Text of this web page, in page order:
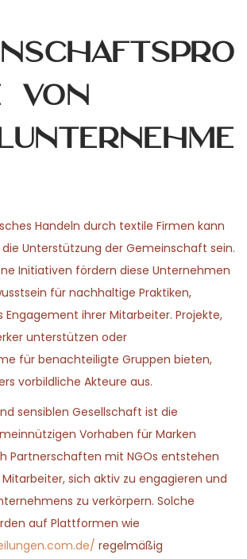
von
Handeln durch textile Firmen kann
Unterstützung der Gemeinschaft sein.
Initiativen fördern diese Unternehmen
für nachhaltige Praktiken,
Engagement ihrer Mitarbeiter. Projekte,
unterstützen oder
für benachteiligte Gruppen bieten,
vorbildliche Akteure aus.
sensiblen Gesellschaft ist die
Vorhaben für Marken
Partnerschaften mit NGOs entstehen
sich aktiv zu engagieren und
zu verkörpern. Solche
auf Plattformen wie
regelmäßig